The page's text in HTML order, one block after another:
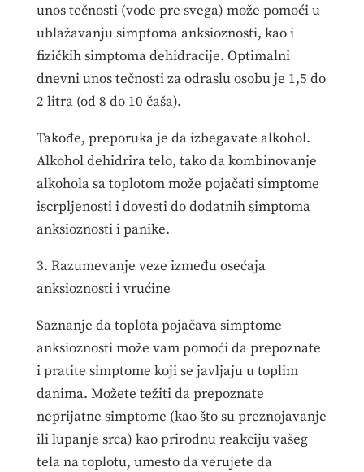
unos tečnosti (vode pre svega) može pomoći u
ublažavanju simptoma anksioznosti, kao i
fizičkih simptoma dehidracije. Optimalni
dnevni unos tečnosti za odraslu osobu je 1,5 do
2 litra (od 8 do 10 čaša).
Takođe, preporuka je da izbegavate alkohol.
Alkohol dehidrira telo, tako da kombinovanje
alkohola sa toplotom može pojačati simptome
iscrpljenosti i dovesti do dodatnih simptoma
anksioznosti i panike.
3. Razumevanje veze između osećaja
anksioznosti i vrućine
Saznanje da toplota pojačava simptome
anksioznosti može vam pomoći da prepoznate
i pratite simptome koji se javljaju u toplim
danima. Možete težiti da prepoznate
neprijatne simptome (kao što su preznojavanje
ili lupanje srca) kao prirodnu reakciju vašeg
tela na toplotu, umesto da verujete da